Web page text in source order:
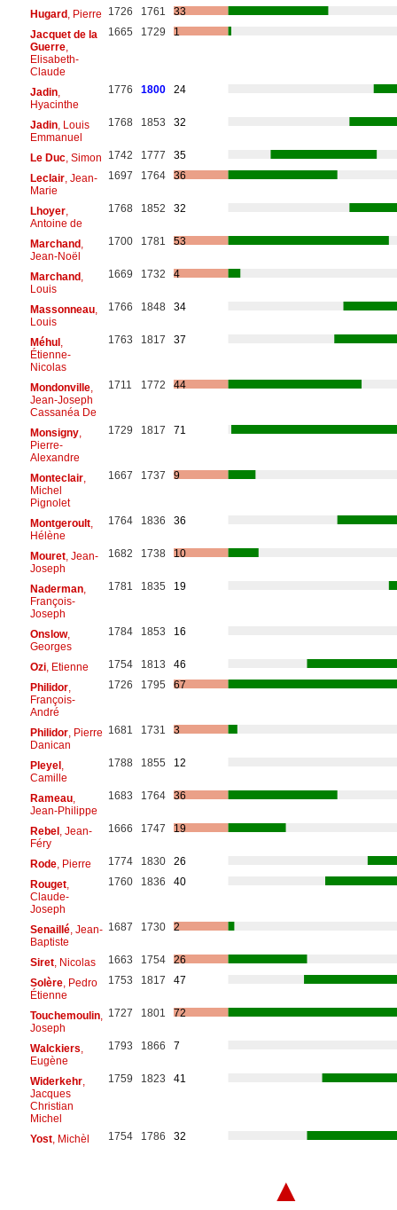
Hugard, Pierre 1726 1761
33
Jacquet de la
Guerre,
Elisabeth-
Claude
1665 1729 1
Jadin,
Hyacinthe
1776 1800 24
Jadin, Louis
Emmanuel
1768 1853 32
Le Duc, Simon 1742 1777
35
Leclair, Jean-
Marie
1697 1764 36
Lhoyer,
Antoine de
1768 1852 32
Marchand,
Jean-Noël
1700 1781 53
Marchand,
Louis
1669 1732 4
Massonneau,
Louis
1766 1848 34
Méhul,
Étienne-
Nicolas
1763 1817 37
Mondonville,
Jean-Joseph
Cassanéa De
1711 1772 44
Monsigny,
Pierre-
Alexandre
1729 1817 71
Monteclair,
Michel
Pignolet
1667 1737 9
Montgeroult,
Hélène
1764 1836 36
Mouret, Jean-
Joseph
1682 1738 10
Naderman,
François-
Joseph
1781 1835 19
Onslow,
Georges
1784 1853 16
Ozi, Etienne 1754 1813
46
Philidor,
François-
André
1726 1795 67
Philidor, Pierre
Danican
1681 1731 3
Pleyel,
Camille
1788 1855 12
Rameau,
Jean-Philippe
1683 1764 36
Rebel, Jean-
Féry
1666 1747 19
Rode, Pierre 1774 1830
26
Rouget,
Claude-
Joseph
1760 1836 40
Senaillé, Jean-
Baptiste
1687 1730 2
Siret, Nicolas 1663 1754
26
Solère, Pedro
Étienne
1753 1817 47
Touchemoulin,
Joseph
1727 1801 72
Walckiers
Eugène
1793 1866 7
Widerkehr,
Jacques
Christian
Michel
1759 1823 41
Yost, Michèl 1754 1786 32
▲